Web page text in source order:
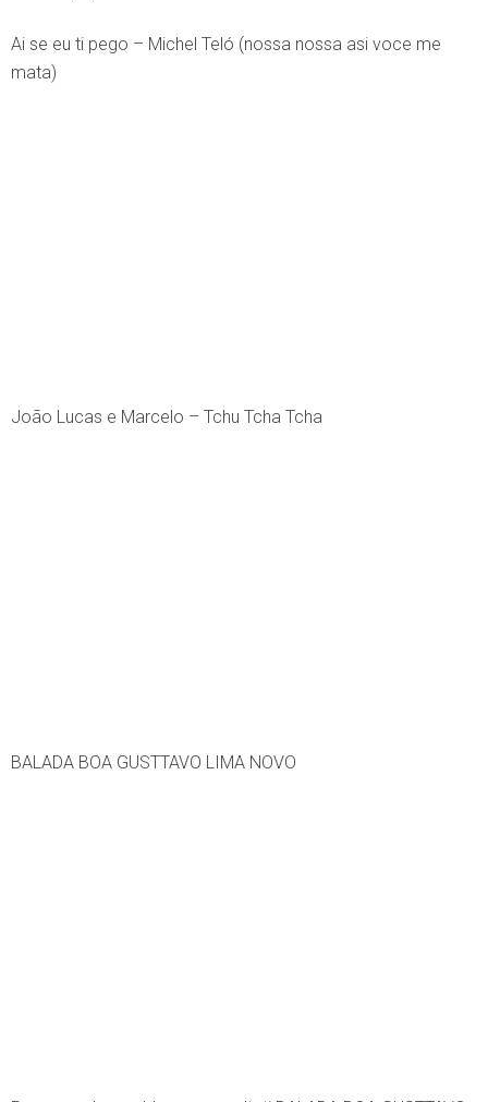
Ai se eu ti pego – Michel Teló (nossa nossa asi voce me
mata)
João Lucas e Marcelo – Tchu Tcha Tcha
BALADA BOA GUSTTAVO LIMA NOVO